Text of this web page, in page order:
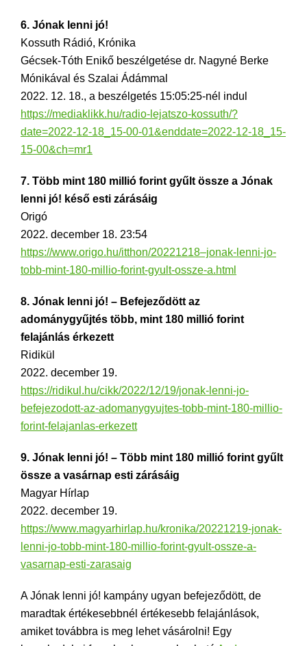
6. Jónak lenni jó!
Kossuth Rádió, Krónika
Gécsek-Tóth Enikő beszélgetése dr. Nagyné Berke
Mónikával és Szalai Ádámmal
2022. 12. 18., a beszélgetés 15:05:25-nél indul
https://mediaklikk.hu/radio-lejatszo-kossuth/?
date=2022-12-18_15-00-01&enddate=2022-12-18_15-
15-00&ch=mr1
7. Több mint 180 millió forint gyűlt össze a Jónak
lenni jó! késő esti zárásáig
Origó
2022. december 18. 23:54
https://www.origo.hu/itthon/20221218–jonak-lenni-jo-
tobb-mint-180-millio-forint-gyult-ossze-a.html
8. Jónak lenni jó! – Befejeződött az
adománygyűjtés több, mint 180 millió forint
felajánlás érkezett
Ridikül
2022. december 19.
https://ridikul.hu/cikk/2022/12/19/jonak-lenni-jo-
befejezodott-az-adomanygyujtes-tobb-mint-180-millio-
forint-felajanlas-erkezett
9. Jónak lenni jó! – Több mint 180 millió forint gyűlt
össze a vasárnap esti zárásáig
Magyar Hírlap
2022. december 19.
https://www.magyarhirlap.hu/kronika/20221219-jonak-
lenni-jo-tobb-mint-180-millio-forint-gyult-ossze-a-
vasarnap-esti-zarasaig
A Jónak lenni jó! kampány ugyan befejeződött, de
maradtak értékesebbnél értékesebb felajánlások,
amiket továbbra is meg lehet vásárolni! Egy